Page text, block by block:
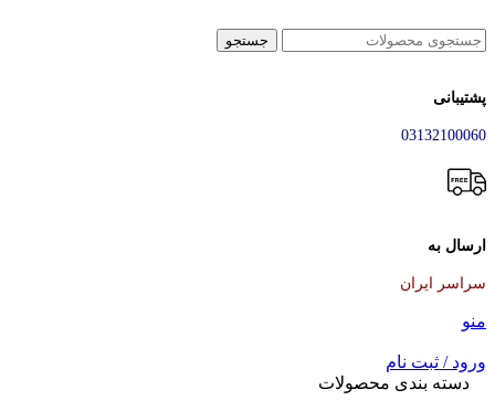
جستجو
پشتیبانی
03132100060
ارسال به
سراسر ایران
منو
ورود / ثبت نام
دسته بندی محصولات